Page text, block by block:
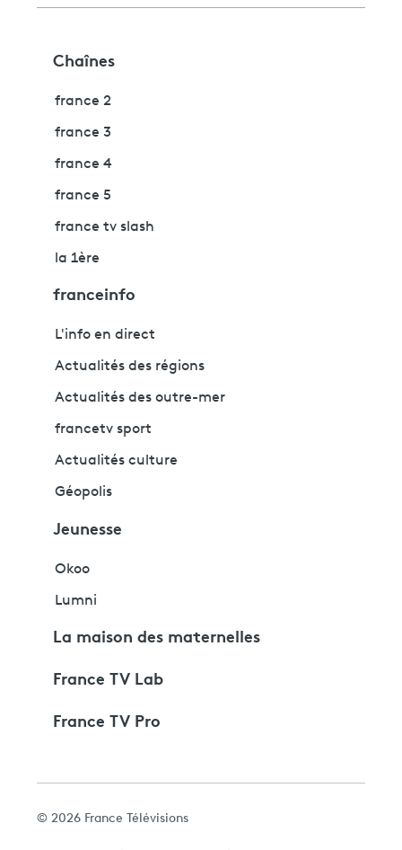
Chaînes
france 2
france 3
france 4
france 5
france tv slash
la 1ère
franceinfo
L'info en direct
Actualités des régions
Actualités des outre-mer
francetv sport
Actualités culture
Géopolis
Jeunesse
Okoo
Lumni
La maison des maternelles
France TV Lab
France TV Pro
© 2026 France Télévisions